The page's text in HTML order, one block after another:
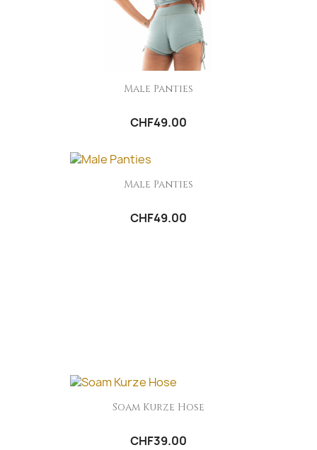
Male Panties
CHF49.00
Male Panties
CHF49.00
Soam Kurze Hose
CHF39.00